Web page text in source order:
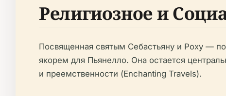
Религиозное и
Посвященная святым Себастьяну и Роху —
якорем для Пьянелло. Она остается
и преемственности (Enchanting Travels).